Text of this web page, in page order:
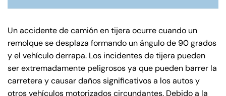
de
rs
on
al
Inj
ur
Un accidente de camión en tijera ocurre cuando un
remolque se desplaza formando un ángulo de 90 grados
y el vehículo derrapa. Los incidentes de tijera pueden
ser extremadamente peligrosos ya que pueden barrer la
carretera y causar daños significativos a los autos y
otros vehículos motorizados circundantes. Debido a la